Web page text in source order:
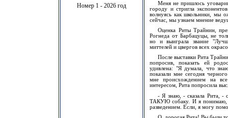
Номер 1 - 2026 год
Меня не пришлось
городу и стригла
волнуясь как школьники, мы
сейчас, мы узнаем мнение
Оценка Риты Трайнин,
Рогнеда от Барбацуцы, не
но и выиграла звание
миттелей и цвергов всех
После выставки Рита
попросив, показать ей
удивлена: "Я думала, что
показали мне сегодня
мне происхождением на
интересом, Рита попросила
- Я знаю, - сказала Рита, -
ТАКУЮ собаку. И я понимаю, в
разведением. Если, я могу